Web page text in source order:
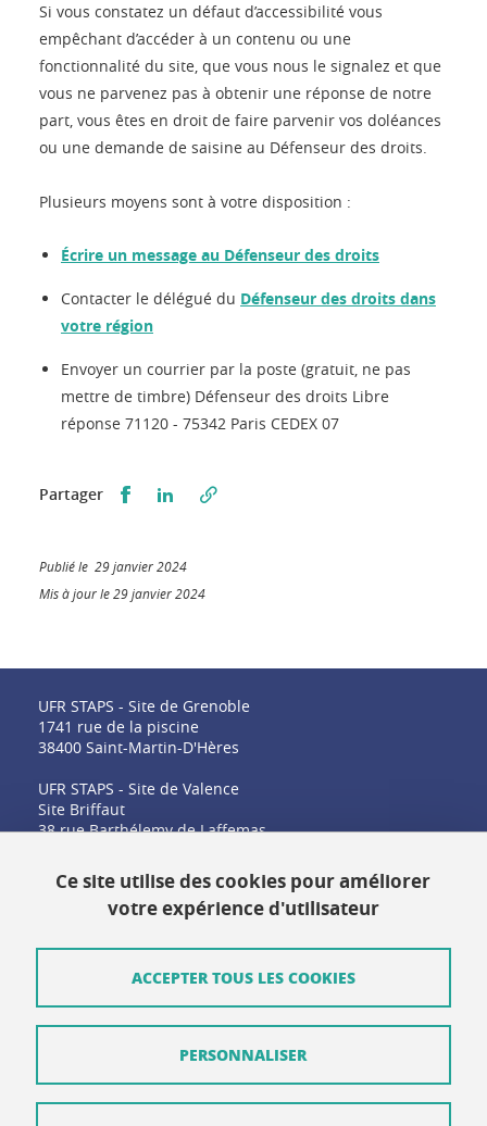
Si vous constatez un défaut d’accessibilité vous
empêchant d’accéder à un contenu ou une
fonctionnalité du site, que vous nous le signalez et que
vous ne parvenez pas à obtenir une réponse de notre
part, vous êtes en droit de faire parvenir vos doléances
ou une demande de saisine au Défenseur des droits.
Plusieurs moyens sont à votre disposition :
Écrire un message au Défenseur des droits
Contacter le délégué du Défenseur des droits dans
votre région
Envoyer un courrier par la poste (gratuit, ne pas
mettre de timbre) Défenseur des droits Libre
réponse 71120 - 75342 Paris CEDEX 07
Partager Partager sur Facebook
Partager sur LinkedIn
Publié le 29 janvier 2024
Mis à jour le 29 janvier 2024
UFR STAPS - Site de Grenoble
1741 rue de la piscine
38400 Saint-Martin-D'Hères
UFR STAPS - Site de Valence
Site Briffaut
38 rue Barthélemy de Laffemas
Crédits
Données personnelles
Ce site utilise des cookies pour améliorer
votre expérience d'utilisateur
ACCEPTER TOUS LES COOKIES
PERSONNALISER